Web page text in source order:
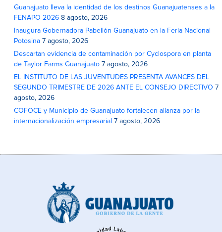
Guanajuato lleva la identidad de los destinos Guanajuatenses a la
FENAPO 2026 8 agosto, 2026
Inaugura Gobernadora Pabellón Guanajuato en la Feria Nacional
Potosina 7 agosto, 2026
Descartan evidencia de contaminación por Cyclospora en planta
de Taylor Farms Guanajuato 7 agosto, 2026
EL INSTITUTO DE LAS JUVENTUDES PRESENTA AVANCES DEL
SEGUNDO TRIMESTRE DE 2026 ANTE EL CONSEJO DIRECTIVO 7
agosto, 2026
COFOCE y Municipio de Guanajuato fortalecen alianza por la
internacionalización empresarial 7 agosto, 2026